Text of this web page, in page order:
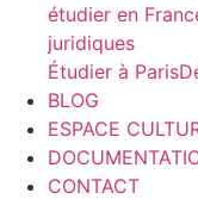
étudier en
juridiques
Étudier à Paris
BLOG
ESPACE
CONTACT